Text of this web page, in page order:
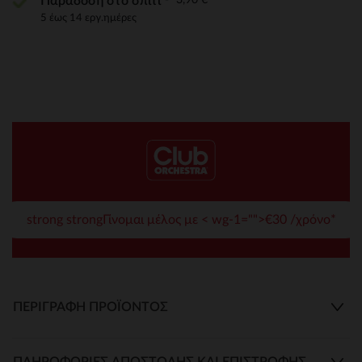
5 έως 14 εργ.ημέρες
strong strongΓίνομαι μέλος με < wg-1="">€30 /χρόνο*
ΠΕΡΙΓΡΑΦΉ ΠΡΟΪΌΝΤΟΣ